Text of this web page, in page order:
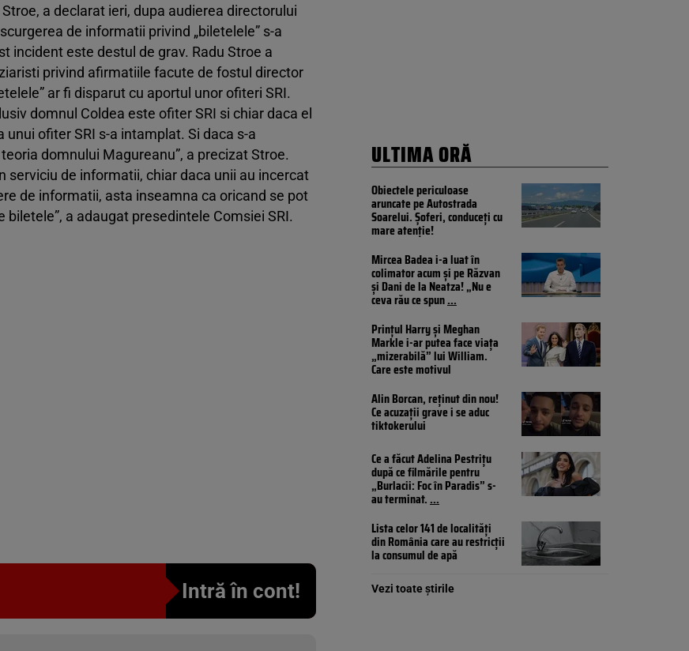
a declarat ieri, dupa audierea directorului
de informatii privind „biletelele” s-a
incident este destul de grav. Radu Stroe a
privind afirmatiile facute de fostul director
ar fi disparut cu aportul unor ofiteri SRI.
domnul Coldea este ofiter SRI si chiar daca el
ofiter SRI s-a intamplat. Si daca s-a
domnului Magureanu”, a precizat Stroe.
serviciu de informatii, chiar daca unii au incercat
de informatii, asta inseamna ca oricand se pot
a adaugat presedintele Comsiei SRI.
Intră în cont!
ULTIMA ORĂ
Obiectele periculoase
aruncate pe Autostrada
Soarelui. Șoferi, conduceți cu
mare atenție!
Mircea Badea i-a luat în
colimator acum și pe Răzvan
și Dani de la Neatza! „Nu e
ceva rău ce spun...
Prințul Harry și Meghan
Markle i-ar putea face viața
„mizerabilă” lui William.
Care este motivul
Alin Borcan, reținut din nou!
Ce acuzații grave i se aduc
tiktokerului
Ce a făcut Adelina Pestrițu
după ce filmările pentru
„Burlacii: Foc în Paradis” s-
au terminat....
Lista celor 141 de localități
din România care au restricții
la consumul de apă
Vezi toate știrile